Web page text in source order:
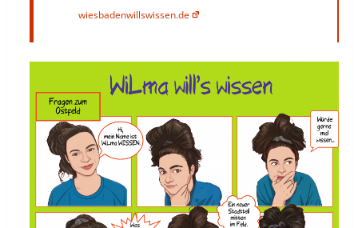
wiesbadenwillswissen.de